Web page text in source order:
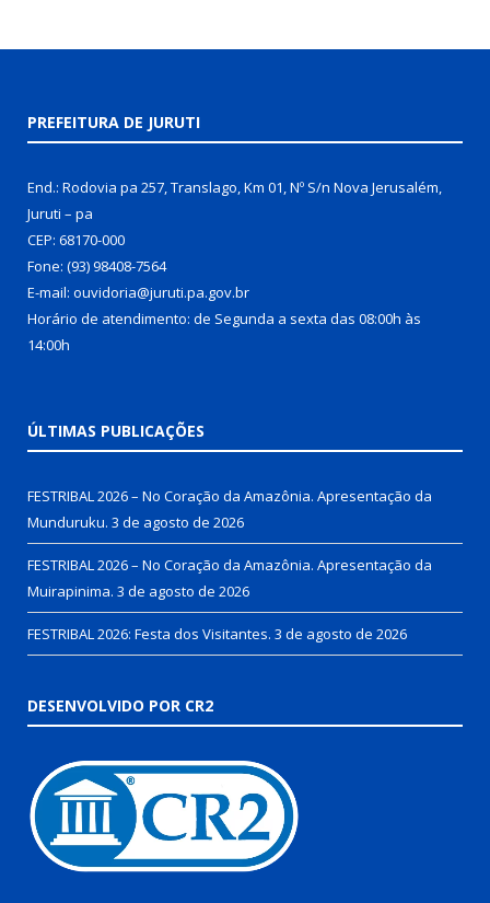
PREFEITURA DE JURUTI
End.: Rodovia pa 257, Translago, Km 01, Nº S/n Nova Jerusalém,
Juruti – pa
CEP: 68170-000
Fone: (93) 98408-7564
E-mail: ouvidoria@juruti.pa.gov.br
Horário de atendimento: de Segunda a sexta das 08:00h às
14:00h
ÚLTIMAS PUBLICAÇÕES
FESTRIBAL 2026 – No Coração da Amazônia. Apresentação da
Munduruku. 3 de agosto de 2026
FESTRIBAL 2026 – No Coração da Amazônia. Apresentação da
Muirapinima. 3 de agosto de 2026
FESTRIBAL 2026: Festa dos Visitantes. 3 de agosto de 2026
DESENVOLVIDO POR CR2